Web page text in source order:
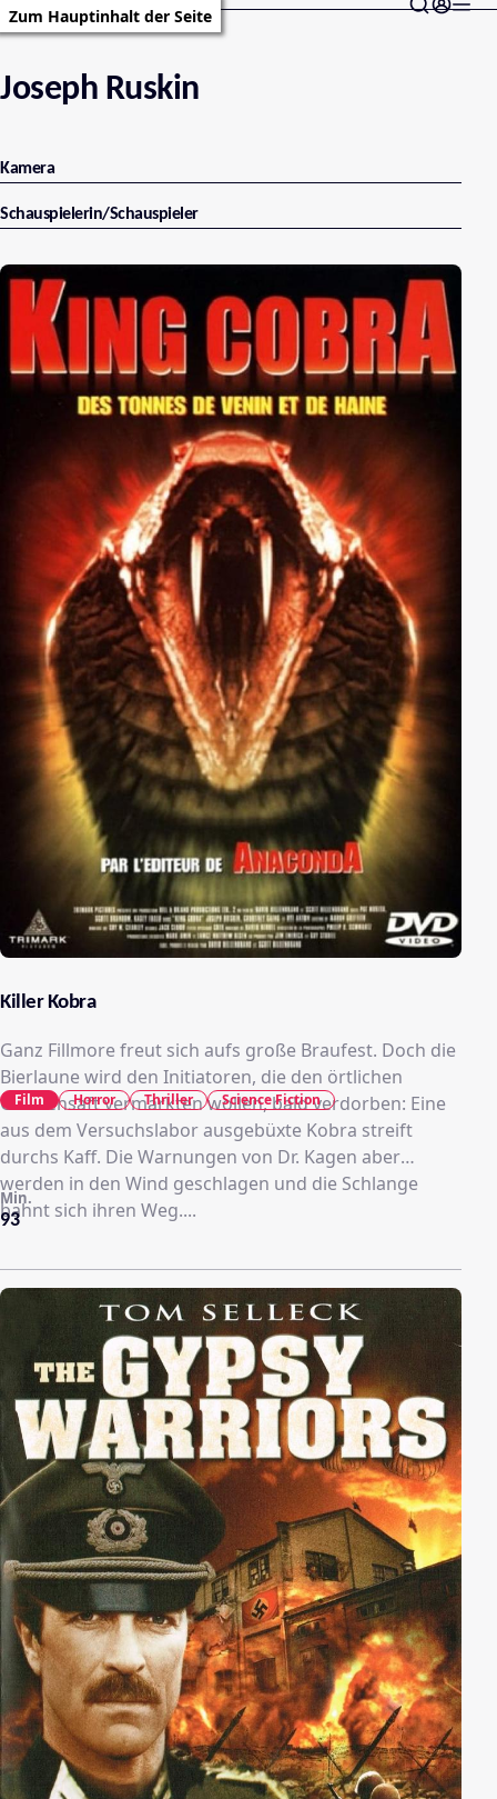
Zum Hauptinhalt der Seite
Joseph Ruskin
Kamera
Schauspielerin/Schauspieler
Killer Kobra
Ganz Fillmore freut sich aufs große Braufest. Doch die
Bierlaune wird den Initiatoren, die den örtlichen
Gerstensaft vermarkten wollen, bald verdorben: Eine
aus dem Versuchslabor ausgebüxte Kobra streift
durchs Kaff. Die Warnungen von Dr. Kagen aber
werden in den Wind geschlagen und die Schlange
bahnt sich ihren Weg....
93
Min.
Film Horror Thriller Science Fiction